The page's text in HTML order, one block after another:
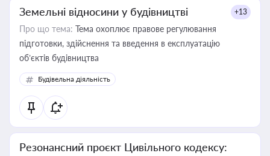
Земельні відносини у будівництві +13
Про що тема: Тема охоплює правове регулювання
підготовки, здійснення та введення в експлуатацію
об’єктів будівництва
Будівельна діяльність
Резонансний проєкт Цивільного кодексу: